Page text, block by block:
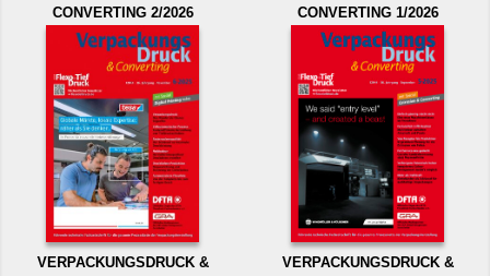
CONVERTING 2/2026
CONVERTING 1/2026
VERPACKUNGSDRUCK &
VERPACKUNGSDRUCK &